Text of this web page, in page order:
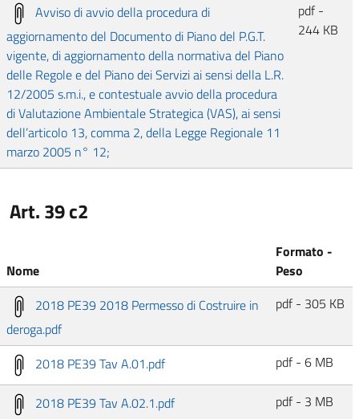
Avviso di avvio della procedura di
aggiornamento del Documento di Piano del P.G.T.
vigente, di aggiornamento della normativa del Piano
delle Regole e del Piano dei Servizi ai sensi della L.R.
12/2005 s.m.i., e contestuale avvio della procedura
di Valutazione Ambientale Strategica (VAS), ai sensi
dell’articolo 13, comma 2, della Legge Regionale 11
marzo 2005 n° 12;
pdf -
244 KB
Art. 39 c2
Nome
Formato -
Peso
2018 PE39 2018 Permesso di Costruire in
deroga.pdf
pdf - 305 KB
2018 PE39 Tav A.01.pdf pdf - 6 MB
2018 PE39 Tav A.02.1.pdf pdf - 3 MB